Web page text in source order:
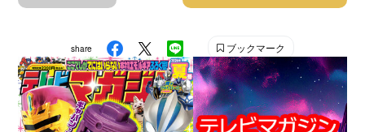
share ブックマーク